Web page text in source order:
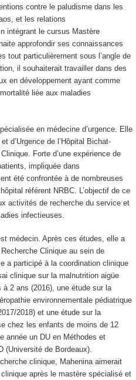
contre le paludisme dans les
et les relations
intégrant le cursus Mastère
approfondir ses connaissances
tout particulièrement sous l’angle de
il souhaiterait travailler dans des
en développement ayant comme
liée aux maladies
en médecine d’urgence. Elle
d’Urgence de l’Hôpital Bichat-
Forte d’une expérience de
impliquée dans
été confrontée à de nombreuses
référent NRBC. L’objectif de ce
activités de recherche du service et
infectieuses.
médecin. Après ces études, elle a
Clinique au sein de
a participé à la coordination clinique
clinique sur la malnutrition aigüe
2 ans (2016), une étude sur la
environnementale pédiatrique
2018) et une étude sur la
chez les enfants de moins de 12
année un DU en Méthodes et
(Université de Bordeaux).
clinique, Mahenina aimerait
après le mastère spécialisé et